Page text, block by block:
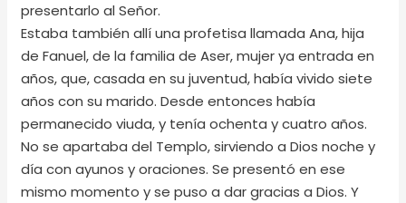
presentarlo al Señor.
Estaba también allí una profetisa llamada Ana, hija
de Fanuel, de la familia de Aser, mujer ya entrada en
años, que, casada en su juventud, había vivido siete
años con su marido. Desde entonces había
permanecido viuda, y tenía ochenta y cuatro años.
No se apartaba del Templo, sirviendo a Dios noche y
día con ayunos y oraciones. Se presentó en ese
mismo momento y se puso a dar gracias a Dios. Y